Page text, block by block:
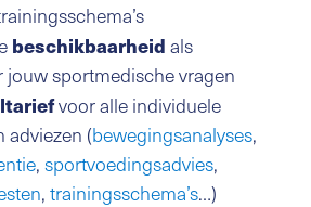
beschikbaarheid als
jouw sportmedische vragen
voor alle individuele
adviezen (bewegingsanalyses,
, sportvoedingsadvies,
, trainingsschema’s…)